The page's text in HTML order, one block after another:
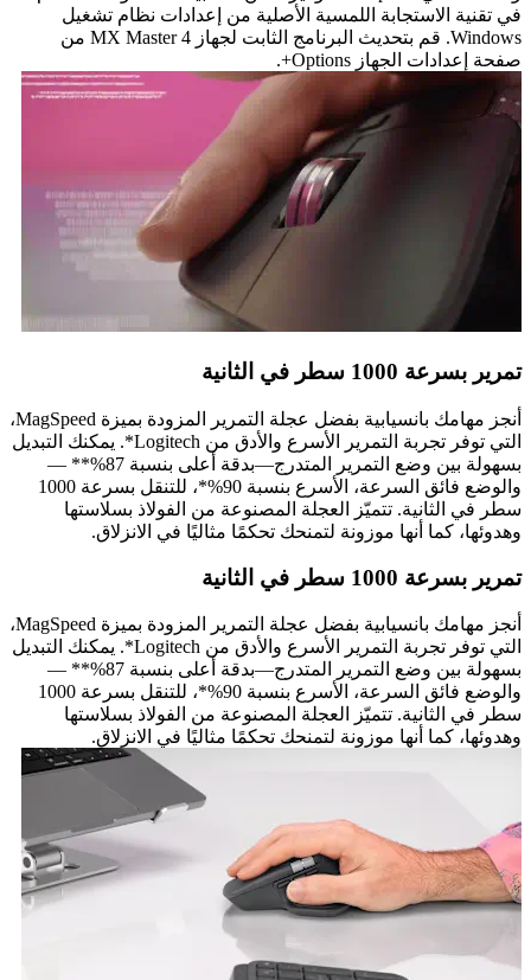
في تقنية الاستجابة اللمسية الأصلية من إعدادات نظام تشغيل
Windows. قم بتحديث البرنامج الثابت لجهاز MX Master 4 من
صفحة إعدادات الجهاز Options+.
تمرير بسرعة 1000 سطر في الثانية
أنجز مهامك بانسيابية بفضل عجلة التمرير المزودة بميزة MagSpeed،
التي توفر تجربة التمرير الأسرع والأدق من Logitech*. يمكنك التبديل
بسهولة بين وضع التمرير المتدرج—بدقة أعلى بنسبة 87%** —
والوضع فائق السرعة، الأسرع بنسبة 90%*، للتنقل بسرعة 1000
سطر في الثانية. تتميّز العجلة المصنوعة من الفولاذ بسلاستها
وهدوئها، كما أنها موزونة لتمنحك تحكمًا مثاليًا في الانزلاق.
تمرير بسرعة 1000 سطر في الثانية
أنجز مهامك بانسيابية بفضل عجلة التمرير المزودة بميزة MagSpeed،
التي توفر تجربة التمرير الأسرع والأدق من Logitech*. يمكنك التبديل
بسهولة بين وضع التمرير المتدرج—بدقة أعلى بنسبة 87%** —
والوضع فائق السرعة، الأسرع بنسبة 90%*، للتنقل بسرعة 1000
سطر في الثانية. تتميّز العجلة المصنوعة من الفولاذ بسلاستها
وهدوئها، كما أنها موزونة لتمنحك تحكمًا مثاليًا في الانزلاق.